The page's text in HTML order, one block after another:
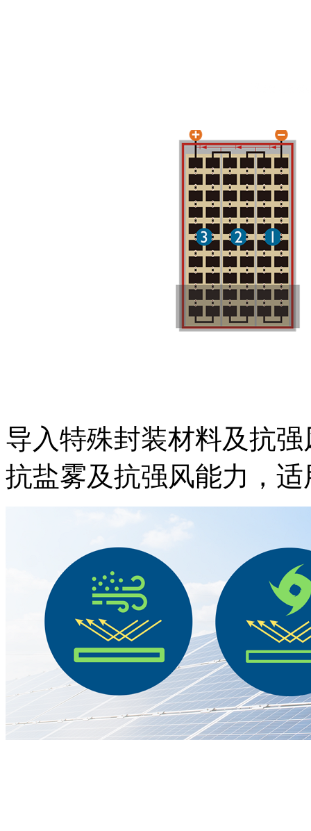
导入特殊封装材料及抗
抗盐雾及抗强风能力，